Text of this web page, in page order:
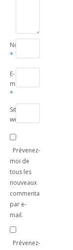
Nom
*
E-
mail
*
Site
web
Prévenez-
moi de
tous les
nouveaux
commentaires
par e-
mail.
Prévenez-